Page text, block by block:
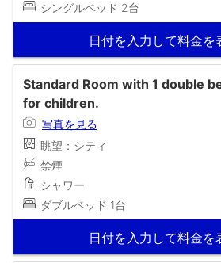
シングルベッド 2台
日付を入力して料金を
Standard Room with 1 double
for children.
写真を見る
眺望：シティ
禁煙
シャワー
ダブルベッド 1台
日付を入力して料金を